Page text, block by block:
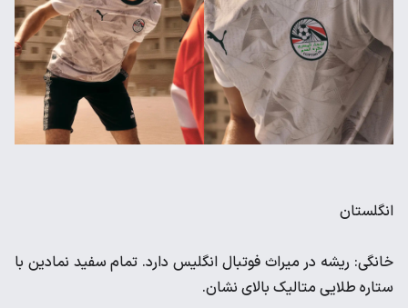
انگلستان
خانگی: ریشه در میراث فوتبال انگلیس دارد. تمام سفید نمادین با
ستاره طلایی متالیک بالای نشان.